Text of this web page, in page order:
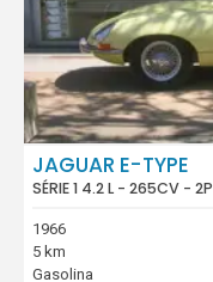
JAGUAR E-TYPE
SÉRIE 1 4.2 L - 265CV - 2P
1966
5 km
Gasolina